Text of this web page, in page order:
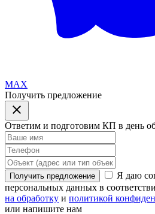
MAX
Получить предложение
Ответим и подготовим КП в день
Получить предложение
Я даю
персональных данных в
на обработку и политикой
или напишите нам